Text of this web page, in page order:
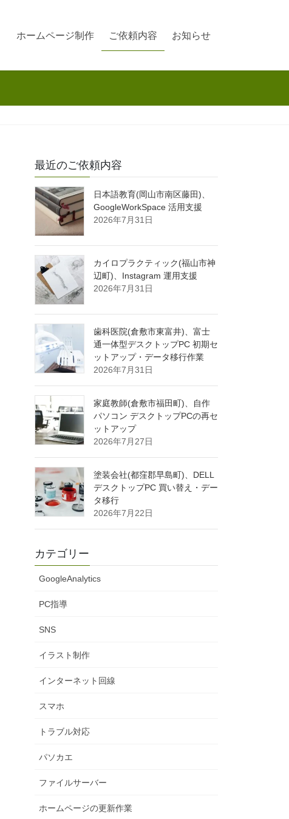
ホームページ制作 ご依頼内容 お知らせ
最近のご依頼内容
日本語教育(岡山市南区藤田)、
GoogleWorkSpace 活用支援
2026年7月31日
カイロプラクティック(福山市神
辺町)、Instagram 運用支援
2026年7月31日
歯科医院(倉敷市東富井)、富士
通一体型デスクトップPC 初期セ
ットアップ・データ移行作業
2026年7月31日
家庭教師(倉敷市福田町)、自作
パソコン デスクトップPCの再セ
ットアップ
2026年7月27日
塗装会社(都窪郡早島町)、DELL
デスクトップPC 買い替え・デー
タ移行
2026年7月22日
カテゴリー
GoogleAnalytics
PC指導
SNS
イラスト制作
インターネット回線
スマホ
トラブル対応
パソカエ
ファイルサーバー
ホームページの更新作業